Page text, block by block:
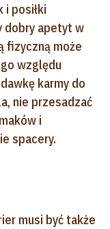
i posiłki
dobry apetyt w
fizyczną może
względu
karmy do
nie przesadzać
i
spacery.
musi być także